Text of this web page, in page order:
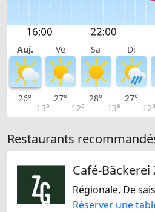
Auj. Ve Sa Di
26°
13°
27°
12°
28°
13°
27°
12°
Restaurants
Régionale, De
Réserver une